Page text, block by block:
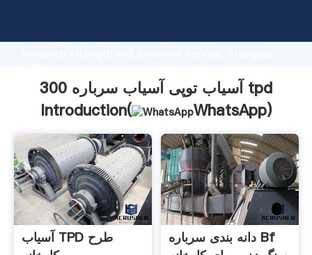
Grasping strong production capability, advanced
value and bring values to all of customers.
آسیاب توپی آسیاب سرباره 300 tpd
Introduction(
WhatsApp)
آسیاب TPD طرح
دانه بندی سرباره Bf